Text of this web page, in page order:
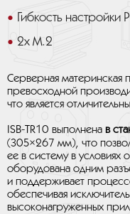
Гибкость настройки
2x M.2
Серверная материнская
превосходной
что является
ISB-TR10 выполнена в
(305×267 мм), что
ее в систему в условиях
оборудована одним
и поддерживает
обеспечивая
высоконагруженных